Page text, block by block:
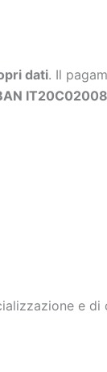
dati. Il
e di